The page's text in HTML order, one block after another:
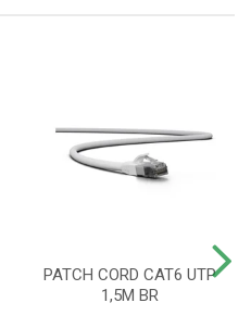
PATCH CORD CAT6 UTP
1,5M BR